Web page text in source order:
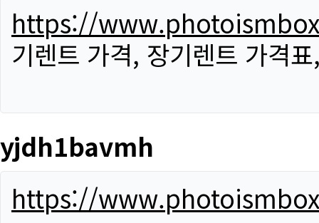
https://
기렌트 가격, 장기렌트 가격
yjdh1bavmh
https://